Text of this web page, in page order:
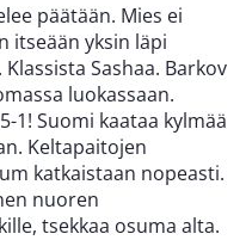
päätään. Mies ei
itseään yksin läpi
Sashaa. Barkov
luokassaan.
1! Suomi kaataa kylmää
Keltapaitojen
katkaistaan nopeasti.
nuoren
tsekkaa osuma alta.